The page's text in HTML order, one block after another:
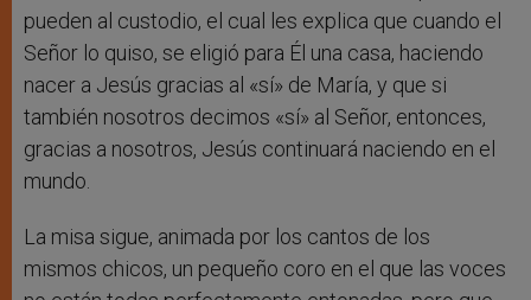
pueden al custodio, el cual les explica que cuando el
Señor lo quiso, se eligió para Él una casa, haciendo
nacer a Jesús gracias al «sí» de María, y que si
también nosotros decimos «sí» al Señor, entonces,
gracias a nosotros, Jesús continuará naciendo en el
mundo.
La misa sigue, animada por los cantos de los
mismos chicos, un pequeño coro en el que las voces